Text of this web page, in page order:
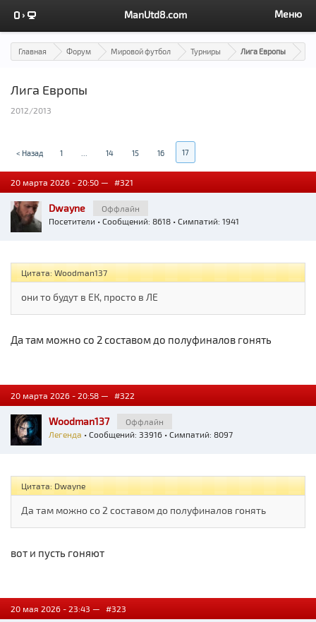
ManUtd8.com Меню
Главная Форум Мировой футбол Турниры Лига Европы
Лига Европы
2012/2013
< Назад 1 14 15 16 17
20 марта 2026 - 20:50 — #321
Dwayne
Оффлайн
Посетители • Сообщений: 8618 • Симпатий: 1941
Цитата: Woodman137
они то будут в ЕК, просто в ЛЕ
Да там можно со 2 составом до полуфиналов гонять
20 марта 2026 - 20:58 — #322
Woodman137
Оффлайн
Легенда • Сообщений: 33916 • Симпатий: 8097
Цитата: Dwayne
Да там можно со 2 составом до полуфиналов гонять
вот и пусть гоняют
20 мая 2026 - 23:43 — #323